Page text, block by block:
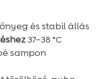
és stabil állás
37–38 °C
sampon